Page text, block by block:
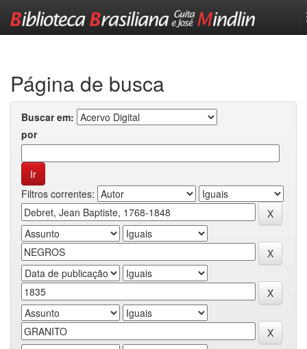
Página de busca
Buscar em:
por
Filtros correntes: